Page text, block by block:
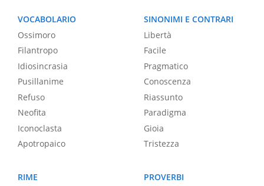
VOCABOLARIO
Ossimoro
Filantropo
Idiosincrasia
Pusillanime
Refuso
Neofita
Iconoclasta
Apotropaico
SINONIMI E CONTRARI
Libertà
Facile
Pragmatico
Conoscenza
Riassunto
Paradigma
Gioia
Tristezza
RIME
PROVERBI